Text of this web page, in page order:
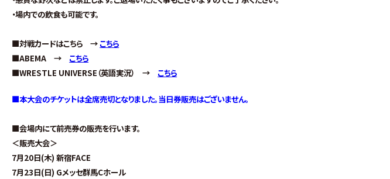
・場内での飲食も可能です。
■対戦カードはこちら → こちら
■ABEMA → こちら
■WRESTLE UNIVERSE（英語実況） → こちら
■本大会のチケットは全席売切となりました。当日券販売はございません。
■会場内にて前売券の販売を行います。
＜販売大会＞
7月20日(木) 新宿FACE
7月23日(日) Gメッセ群馬Cホール